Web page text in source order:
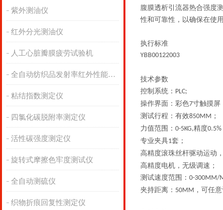
紫外测油仪
红外分光测油仪
人工心脏瓣膜疲劳试验机
全自动纺织品发射率红外性能分析
粘结指数测定仪
四氯化碳脱附率测定仪
活性碳强度测定仪
旋转式摩擦色牢度测试仪
全自动测硫仪
织物折痕回复性测定仪
腹膜透析引流器热合强度
性和可靠性，以确保在使
执行标准
YBB00122003
技术参数
控制系统： PLC;
操作界面：彩色7寸触摸屏
测试行程：有效850MM ；
力值范围： 0-5KG,精度0.5%
专业夹具1套；
高精度滚珠丝杆驱动运动
高精度电机，无级调速；
测试速度范围： 0-300MM/
夹持距离： 50MM ，可任